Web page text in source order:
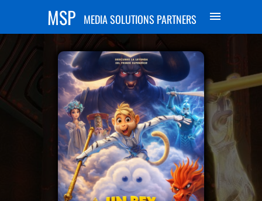
MSP MEDIA SOLUTIONS PARTNERS